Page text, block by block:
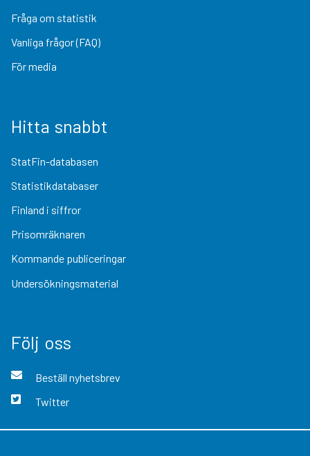
Fråga om statistik
Vanliga frågor (FAQ)
För media
Hitta snabbt
StatFin-databasen
Statistikdatabaser
Finland i siffror
Prisomräknaren
Kommande publiceringar
Undersökningsmaterial
Följ oss
Beställ nyhetsbrev
Twitter